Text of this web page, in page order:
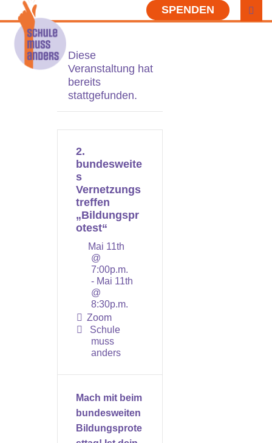
SPENDEN
Diese
Veranstaltung hat
bereits
stattgefunden.
2.
bundesweite
s
Vernetzungs
treffen
„Bildungspr
otest“
Mai 11th
@
7:00p.m.
- Mai 11th
@
8:30p.m.
Zoom
Schule
muss
anders
Mach mit beim
bundesweiten
Bildungsprote